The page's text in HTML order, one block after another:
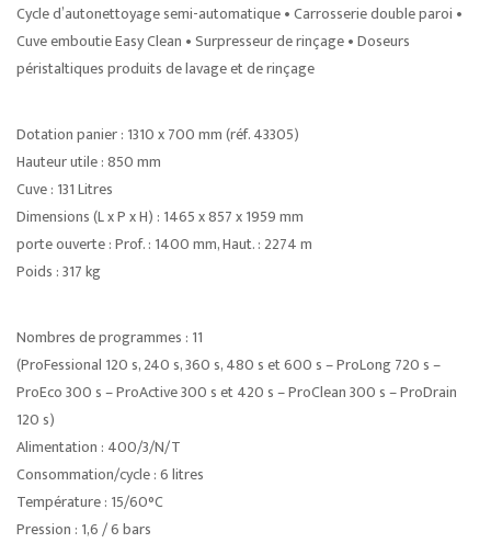
Cycle d’autonettoyage semi-automatique • Carrosserie double paroi •
Cuve emboutie Easy Clean • Surpresseur de rinçage • Doseurs
péristaltiques produits de lavage et de rinçage
Dotation panier : 1310 x 700 mm (réf. 43305)
Hauteur utile : 850 mm
Cuve : 131 Litres
Dimensions (L x P x H) : 1465 x 857 x 1959 mm
porte ouverte : Prof. : 1400 mm, Haut. : 2274 m
Poids : 317 kg
Nombres de programmes : 11
(ProFessional 120 s, 240 s, 360 s, 480 s et 600 s – ProLong 720 s –
ProEco 300 s – ProActive 300 s et 420 s – ProClean 300 s – ProDrain
120 s)
Alimentation : 400/3/N/T
Consommation/cycle : 6 litres
Température : 15/60°C
Pression : 1,6 / 6 bars